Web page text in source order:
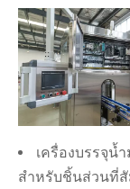
เครื่องบรรจุน้
สำหรับชิ้นส่วนที่สั